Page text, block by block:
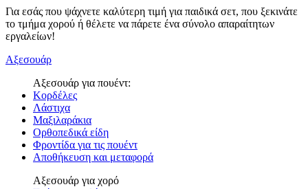
Για εσάς που ψάχνετε καλύτερη τιμή για παιδικά σετ, που ξεκινάτε
το τμήμα χορού ή θέλετε να πάρετε ένα σύνολο απαραίτητων
εργαλείων!
Αξεσουάρ
Αξεσουάρ για πουέντ:
Κορδέλες
Λάστιχα
Μαξιλαράκια
Ορθοπεδικά είδη
Φροντίδα για τις πουέντ
Αποθήκευση και μεταφορά
Αξεσουάρ για χορό